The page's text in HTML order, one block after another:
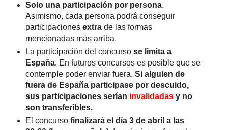
Solo una participación por persona.
Asimismo, cada persona podrá conseguir
participaciones extrade las formas
mencionadas más arriba.
La participación del concurso se limita a
España. En futuros concursos es posible que se
contemple poder enviar fuera. Si alguien de
fuera de España participase por descuido,
sus participaciones serían invalidadasy no
son transferibles.
El concurso finalizará el día 3 de abril a las